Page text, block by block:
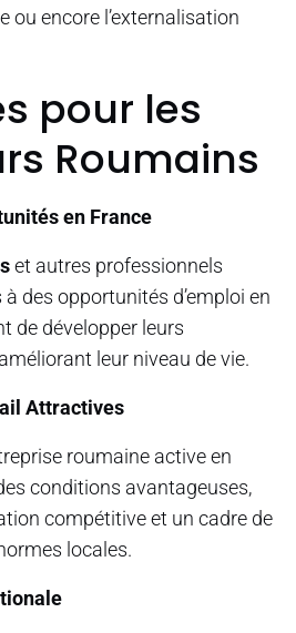
ou encore l’externalisation
pour les
Roumains
en France
et autres professionnels
des opportunités d’emploi en
de développer leurs
leur niveau de vie.
Attractives
roumaine active en
conditions avantageuses,
compétitive et un cadre de
locales.